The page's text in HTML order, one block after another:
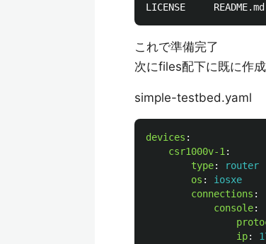
これで準備完了
次にfiles配下に既に作
simple-testbed.yaml
devices :
csr1000v-1 :
type:
router
os :
iosxe
connections :
console:
ip: